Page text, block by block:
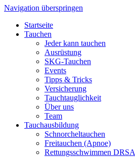
Navigation überspringen
Startseite
Tauchen
Jeder kann tauchen
Ausrüstung
SKG-Tauchen
Events
Tipps & Tricks
Versicherung
Tauchtauglichkeit
Über uns
Team
Tauchausbildung
Schnorcheltauchen
Freitauchen (Apnoe)
Rettungsschwimmen DRSA